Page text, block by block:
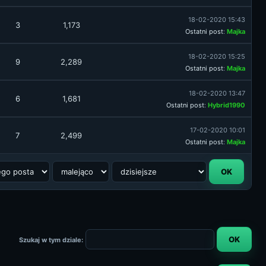
3 1,173
18-02-2020 15:43
Ostatni post: Majka
9 2,289
18-02-2020 15:25
Ostatni post: Majka
6 1,681
18-02-2020 13:47
Ostatni post: Hybrid1990
7 2,499
17-02-2020 10:01
Ostatni post: Majka
Szukaj w tym dziale: